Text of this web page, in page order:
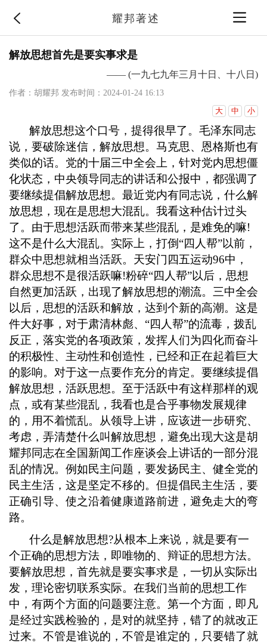
耀邦著述
解放思想首先是要实事求是
—— (一九七九年三月十日、十八日)
作者：胡耀邦 发布时间：2024-01-24 16:13
大
中 小
解放思想这个口号 ， 提得很早了。毛泽东同志
说 ， 要破除迷信 ， 解放思想。马克思、恩格斯也有
类似的话。党的十届三中全会上 ， 针对党内思想僵
化状态 ， 中央领导同志的讲话和公报中 ， 都强调了
要继续提倡解放思想。最近党内有同志说 ， 什么解
放思想 ， 现在是思想大混乱。我看这种估计过头
了。由于思想活跃而带来某些混乱 ， 是难免的嘛!
这不是什么大混乱。实际上 ， 打倒 “四人帮”以前 ，
群众中思想就相当活跃。天安门四五运动96中 ，
群众思想不是很活跃嘛!粉碎“四人帮”以后 ， 思想
自然更加活跃 ， 出现了解放思想的潮流。三中全会
以后 ， 思想的活跃和解放 ， 达到个新的高潮。这是
件大好事 ， 对于肃清林彪、 “四人帮”的流毒 ， 拨乱
反正 ， 落实党的各项政策 ， 发挥人们为四化而奋斗
的积极性、主动性和创造性 ， 已经和正在起着巨大
的影响。对于这一点要作充分的肯定。要继续提倡
解放思想 ， 活跃思想。至于活跃中有这样那样的观
点 ， 或有某些混乱 ， 我看也是合乎事物发展规律
的 ， 用不着慌乱。从领导上讲 ， 应该进一步研究、
考虑 ， 弄清楚什么叫解放思想 ， 避免出现大这是胡
耀邦同志在全国新闻工作座谈会上讲话的一部分混
乱的情况。例如民主问题 ， 要发扬民主、健全党的
民主生活 ， 这是坚定不移的。但提倡民主生活 ， 要
正确引导、使之沿着健康道路前进 ， 避免走大的弯
路。
什么是解放思想?从根本上来说 ， 就是要有一
个正确的思想方法 ， 即唯物的、辩证的思想方法。
要解放思想 ， 首先就是要实事求是 ， 一切从实际出
发 ， 理论密切联系实际。在我们当前的思想工作
中 ， 有两个方面的问题要注意。第一个方面 ， 即凡
是经过实践检验的 ， 是对的就坚持 ， 错了的就改正
过来。不管是谁说的 ， 不管是谁定的 ， 只要错了就